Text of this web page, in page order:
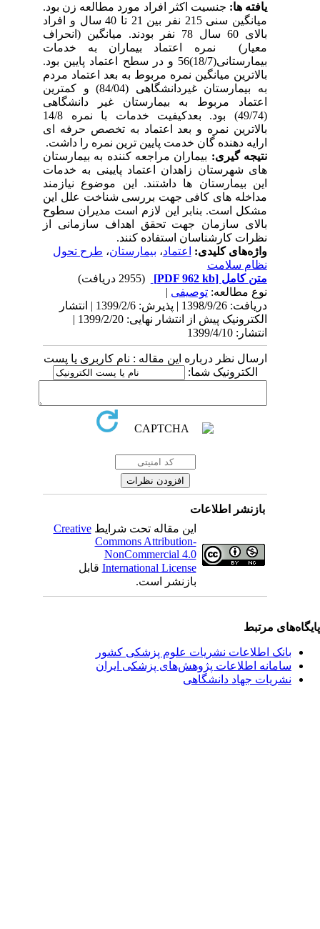
یافته ها: جنسیت اکثر افراد مورد مطالعه زن بود.
میانگین سنی 215 نفر بین 21 تا 40 سال و افراد
بالای 60 سال 78 نفر بودند. میانگین (انحراف
معیار) نمره اعتماد بیماران به خدمات
بیمارستانی(18/7)56 و در سطح اعتماد پایین بود.
بالاترین میانگین نمره مربوط به بعد اعتماد مردم
به بیمارستان غیردانشگاهی (84/04) و کمترین
اعتماد مربوط به بیمارستان غیر دانشگاهی
(49/74) بود. بعدکیفیت خدمات با نمره 14/8
بالاترین نمره و بعد اعتماد به تخصص حرفه ای
ارایه دهنده گان خدمت پایین ترین نمره را داشت.
نتیجه گیری: بیماران مراجعه کننده به بیمارستان
های شهرستان زاهدان اعتماد پایینی به خدمات
این بیمارستان ها داشتند. این موضوع نیازمند
مداخله های کافی جهت بررسی شناخت علل این
مشکل است. بنابر این لازم است مدیران سطوح
بالای سازمان جهت تحقق اهداف سازمانی از
نظرات کارشناسان استفاده کنند.
واژه‌های کلیدی:اعتماد،بیمارستان،طرح تحول
نظام سلامت
متن کامل[PDF 962 kb]
نوع مطالعه:توصیفی|
دریافت: 1398/9/26 | پذیرش: 1399/2/6 | انتشار
الکترونیک پیش از انتشار نهایی: 1399/2/20 |
انتشار: 1399/4/10
ارسال نظر درباره این مقاله : نام کاربری یا پست
الکترونیک شما:
بازنشر اطلاعات
این مقاله تحت شرایطCreative
Commons Attribution-
NonCommercial 4.0
International Licenseقابل
بازنشر است.
مرتبط
بانک اطلاعات نشریات علوم پزشکی کشور
سامانه اطلاعات پژوهش‌های پزشکی ایران
نشریات جهاد دانشگاهی